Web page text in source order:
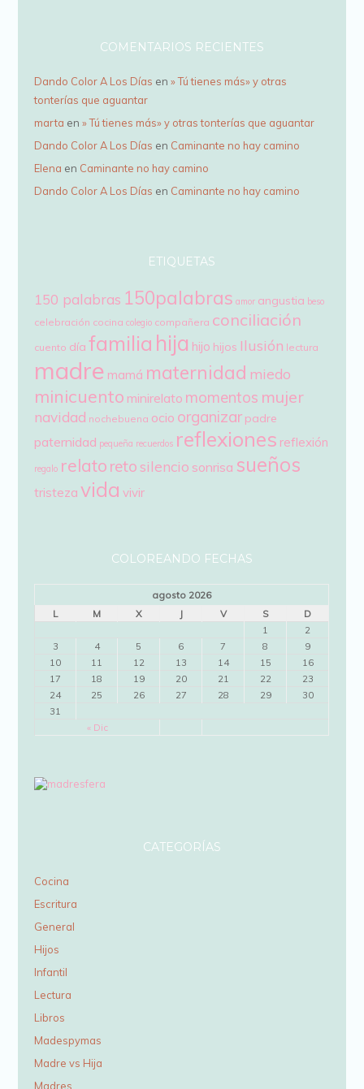
COMENTARIOS RECIENTES
Dando Color A Los Días en» Tú tienes más» y otras
tonterías que aguantar
marta en» Tú tienes más» y otras tonterías que aguantar
Dando Color A Los Días en Caminante no hay camino
Elena en Caminante no hay camino
Dando Color A Los Días en Caminante no hay camino
ETIQUETAS
150 palabras 150palabras amor angustia beso
celebración cocina colegio compañera conciliación
cuento día familia hija hijo hijos Ilusión lectura
madre mamá maternidad miedo
minicuento minirelato momentos mujer
navidad nochebuena ocio organizar padre
paternidad pequeña recuerdos reflexiones reflexión
regalo relato reto silencio sonrisa sueños
tristeza vida vivir
COLOREANDO FECHAS
agosto 2026
L
M X J V S D
« Dic
1
2
3
4 5 6 7 8
9
10
11 12 13 14 15
16
17
18 19 20 21 22
23
24
25 26 27 28 29
30
31
CATEGORÍAS
Cocina
Escritura
General
Hijos
Infantil
Lectura
Libros
Madespymas
Madre vs Hija
Madres